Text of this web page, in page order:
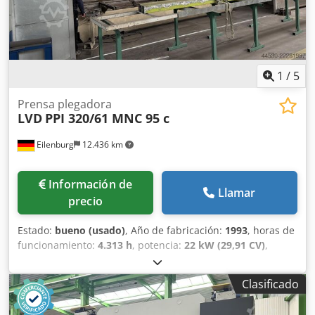
mm - Tensión de funcionamiento: 3 x 400 V / 50 Hz - Peso
de la máquina: 51000 kg
1 / 5
Eilenburg 12.436 km
Prensa plegadora
LVD PPI 320/61 MNC 95 c
Información de
precio
Llamar
Estado: bueno (usado), Año de fabricación: 1993, horas de
funcionamiento: 4.313 h, potencia: 22 kW (29,91 CV),
, frecuencia de entrada:
tipo de corriente de entrada:Aire acondicionado, fuerza
de prensado:320 t, carrera:250 mm, velocidad de
funcionamiento:7 mm/s, velocidad de retroceso:70
Clasificado